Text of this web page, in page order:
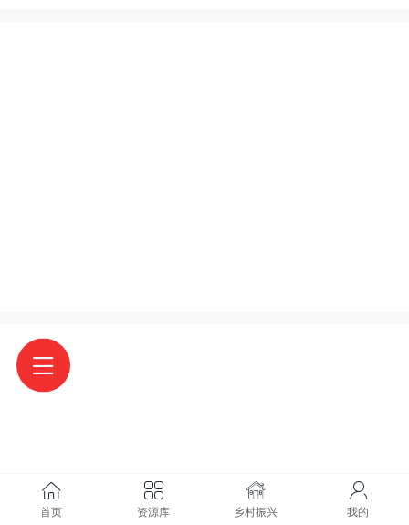
首页 资源库 乡村振兴 我的